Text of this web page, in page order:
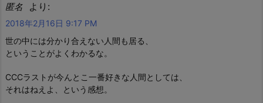
匿名 より:
2018年2月16日 9:17 PM
世の中には分かり合えない人間も居る、
ということがよくわかるな。
CCCラストが今んとこ一番好きな人間としては、
それはねえよ、という感想。